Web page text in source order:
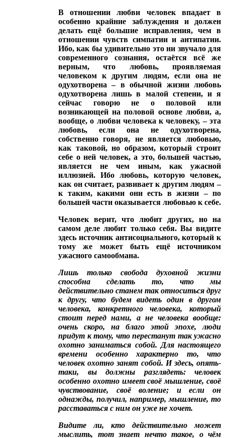
В отношении любви человек впадает в
особенно крайние заблуждения и должен
делать ещё большие исправления, чем в
отношении чувств симпатии и антипатии.
Ибо, как бы удивительно это ни звучало для
современного сознания, остаётся всё же
верным, что любовь, проявляемая
человеком к другим людям, если она не
одухотворена – в обычной жизни любовь
одухотворена лишь в малой степени, и я
сейчас говорю не о половой или
возникающей на половой основе любви, а,
вообще, о любви человека к человеку, – эта
любовь, если она не одухотворена,
собственно говоря, не является любовью,
как таковой, но образом, который строит
себе о ней человек, а это, большей частью,
является не чем иным, как ужасной
иллюзией. Ибо любовь, которую человек,
как он считает, развивает к другим людям –
к таким, какими они есть в жизни – по
большей части оказывается любовью к себе.
Человек верит, что любит других, но на
самом деле любит только себя. Вы видите
здесь источник антисоциального, который к
тому же может быть ещё источником
ужасного самообмана.
Лишь только свобода духовной жизни
способна сделать то, что мы
действительно станем так относиться друг
к другу, что будем видеть один в другом
человека, конкретного человека, который
стоит перед нами, а не человека вообще:
очень скоро, на благо этой эпохе, люди
придут к тому, что перестанут так ужасно
охотно заниматься собой. Для настоящего
времени особенно характерно то, что
человек охотно занят собой. И здесь, опять-
таки, вы должны разглядеть: человек
особенно охотно имеет своё мышление, своё
чувствование, своё воление; и если он
однажды, получил, например, мышление, то
расставаться с ним он уже не хочет.
Видите ли, кто действительно может
мыслить, тот знает нечто такое, о чём